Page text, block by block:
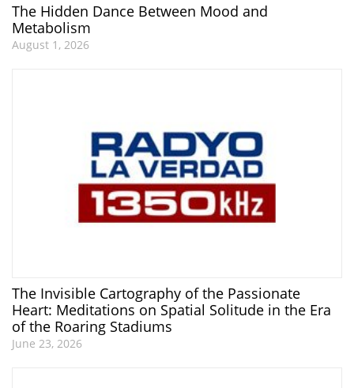
The Hidden Dance Between Mood and
Metabolism
August 1, 2026
The Invisible Cartography of the Passionate
Heart: Meditations on Spatial Solitude in the Era
of the Roaring Stadiums
June 23, 2026